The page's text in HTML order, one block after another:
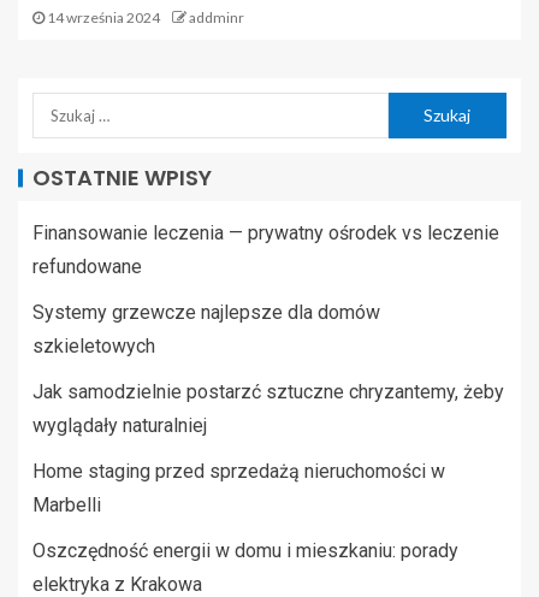
14 września 2024 addminr
OSTATNIE WPISY
Finansowanie leczenia — prywatny ośrodek vs leczenie
refundowane
Systemy grzewcze najlepsze dla domów
szkieletowych
Jak samodzielnie postarzć sztuczne chryzantemy, żeby
wyglądały naturalniej
Home staging przed sprzedażą nieruchomości w
Marbelli
Oszczędność energii w domu i mieszkaniu: porady
elektryka z Krakowa